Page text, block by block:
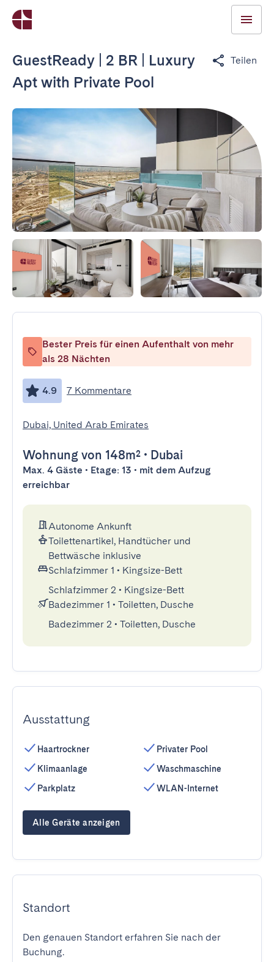
GuestReady | 2 BR | Luxury
Apt with Private Pool
Teilen
Bester Preis für einen Aufenthalt von mehr
als 28 Nächten
4.9 7 Kommentare
Dubai, United Arab Emirates
Wohnung von 148m² • Dubai
Max. 4 Gäste • Etage: 13 • mit dem Aufzug
erreichbar
Autonome Ankunft
Toilettenartikel, Handtücher und
Bettwäsche inklusive
Schlafzimmer 1 • Kingsize-Bett
Schlafzimmer 2 • Kingsize-Bett
Badezimmer 1 • Toiletten, Dusche
Badezimmer 2 • Toiletten, Dusche
Ausstattung
Haartrockner
Klimaanlage
Parkplatz
Privater Pool
Waschmaschine
WLAN-Internet
Alle Geräte anzeigen
Standort
Den genauen Standort erfahren Sie nach der
Buchung.